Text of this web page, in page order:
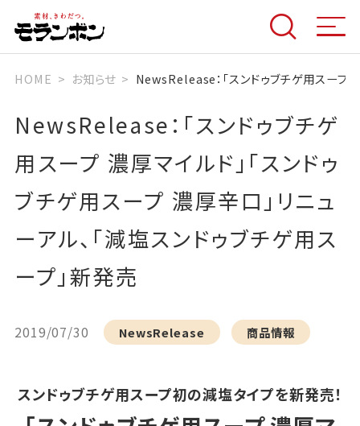
HOME お知らせ NewsRelease：「スンドゥブチゲ用スープ
NewsRelease：「スンドゥブチゲ
用スープ 濃厚マイルド」「スンドゥ
ブチゲ用スープ 濃厚辛口」リニュ
ーアル、「減塩スンドゥブチゲ用ス
ープ」新発売
2019/07/30 NewsRelease 商品情報
スンドゥブチゲ用スープ初の減塩タイプを新発売！